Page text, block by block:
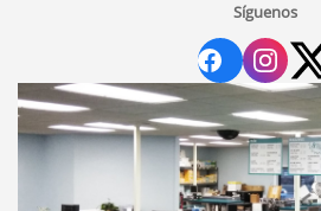
Síguenos